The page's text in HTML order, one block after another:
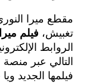
فيلم ميرا
الإلكترونية
عبر منصة عرب
الجديد ويا